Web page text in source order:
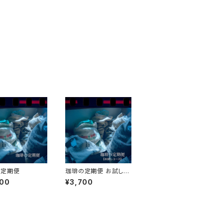
期便
珈琲の定期便 お試し3
ヶ月
¥3,700